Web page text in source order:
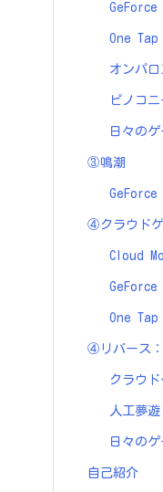
GeForce
One Tap
オンパ
ピノコ
日々の
③鳴潮
GeForce
④クラウド
Cloud
GeForce
One Tap
④リバース：
クラウ
人工夢
日々の
自己紹介